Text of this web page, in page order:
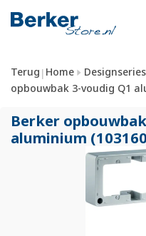
Terug | Home Designseries
opbouwbak 3-voudig Q1
Berker
aluminium